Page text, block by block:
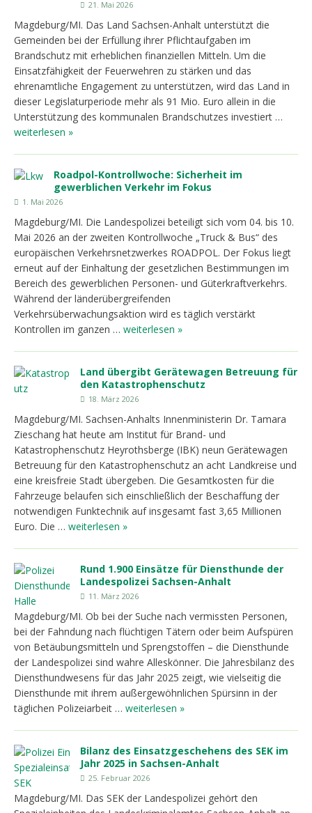
21. Mai 2026
Magdeburg/MI. Das Land Sachsen-Anhalt unterstützt die
Gemeinden bei der Erfüllung ihrer Pflichtaufgaben im
Brandschutz mit erheblichen finanziellen Mitteln. Um die
Einsatzfähigkeit der Feuerwehren zu stärken und das
ehrenamtliche Engagement zu unterstützen, wird das Land in
dieser Legislaturperiode mehr als 91 Mio. Euro allein in die
Unterstützung des kommunalen Brandschutzes investiert …
weiterlesen »
Roadpol-Kontrollwoche: Sicherheit im
gewerblichen Verkehr im Fokus
1. Mai 2026
Magdeburg/MI. Die Landespolizei beteiligt sich vom 04. bis 10.
Mai 2026 an der zweiten Kontrollwoche „Truck & Bus“ des
europäischen Verkehrsnetzwerkes ROADPOL. Der Fokus liegt
erneut auf der Einhaltung der gesetzlichen Bestimmungen im
Bereich des gewerblichen Personen- und Güterkraftverkehrs.
Während der länderübergreifenden
Verkehrsüberwachungsaktion wird es täglich verstärkt
Kontrollen im ganzen … weiterlesen »
Land übergibt Gerätewagen Betreuung für
den Katastrophenschutz
18. März 2026
Magdeburg/MI. Sachsen-Anhalts Innenministerin Dr. Tamara
Zieschang hat heute am Institut für Brand- und
Katastrophenschutz Heyrothsberge (IBK) neun Gerätewagen
Betreuung für den Katastrophenschutz an acht Landkreise und
eine kreisfreie Stadt übergeben. Die Gesamtkosten für die
Fahrzeuge belaufen sich einschließlich der Beschaffung der
notwendigen Funktechnik auf insgesamt fast 3,65 Millionen
Euro. Die … weiterlesen »
Rund 1.900 Einsätze für Diensthunde der
Landespolizei Sachsen-Anhalt
11. März 2026
Magdeburg/MI. Ob bei der Suche nach vermissten Personen,
bei der Fahndung nach flüchtigen Tätern oder beim Aufspüren
von Betäubungsmitteln und Sprengstoffen – die Diensthunde
der Landespolizei sind wahre Alleskönner. Die Jahresbilanz des
Diensthundwesens für das Jahr 2025 zeigt, wie vielseitig die
Diensthunde mit ihrem außergewöhnlichen Spürsinn in der
täglichen Polizeiarbeit … weiterlesen »
Bilanz des Einsatzgeschehens des SEK im
Jahr 2025 in Sachsen-Anhalt
25. Februar 2026
Magdeburg/MI. Das SEK der Landespolizei gehört den